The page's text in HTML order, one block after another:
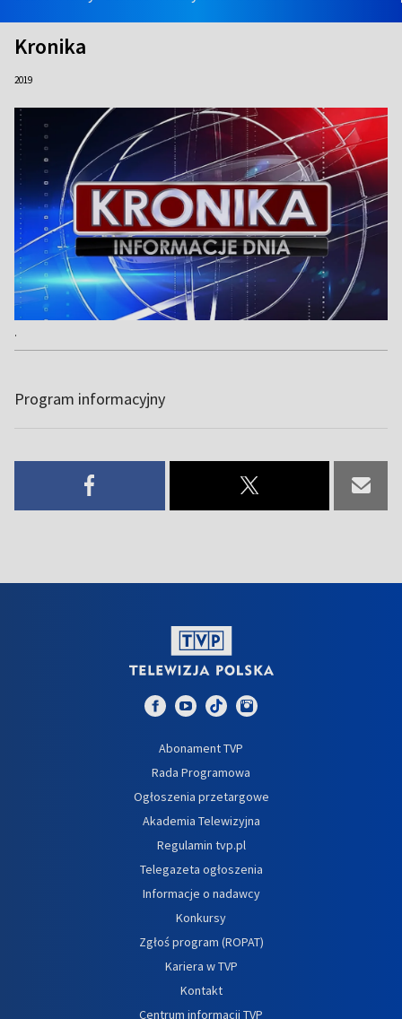
Kronika
2019
.
Program informacyjny
Abonament TVP
Rada Programowa
Ogłoszenia przetargowe
Akademia Telewizyjna
Regulamin tvp.pl
Telegazeta ogłoszenia
Informacje o nadawcy
Konkursy
Zgłoś program (ROPAT)
Kariera w TVP
Kontakt
Centrum informacji TVP